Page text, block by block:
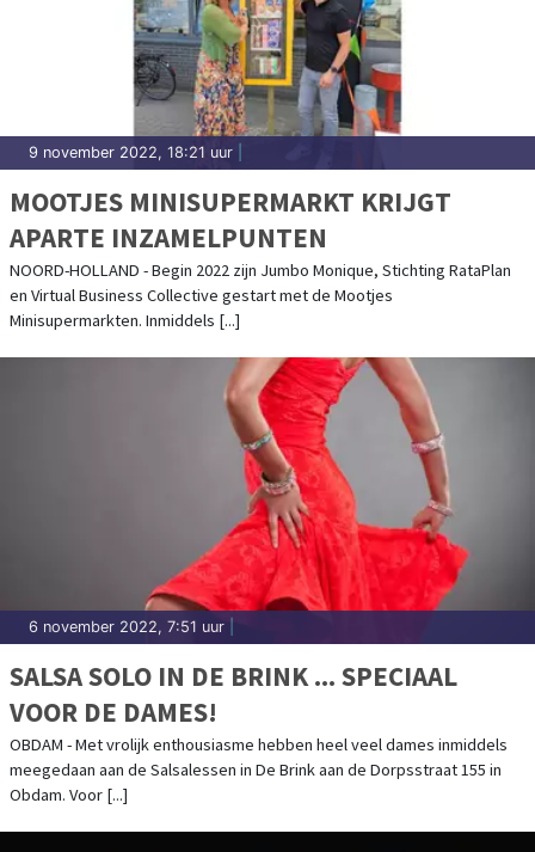
9 november 2022, 18:21 uur
MOOTJES MINISUPERMARKT KRIJGT
APARTE INZAMELPUNTEN
NOORD-HOLLAND - Begin 2022 zijn Jumbo Monique, Stichting RataPlan
en Virtual Business Collective gestart met de Mootjes
Minisupermarkten. Inmiddels [...]
6 november 2022, 7:51 uur
SALSA SOLO IN DE BRINK ... SPECIAAL
VOOR DE DAMES!
OBDAM - Met vrolijk enthousiasme hebben heel veel dames inmiddels
meegedaan aan de Salsalessen in De Brink aan de Dorpsstraat 155 in
Obdam. Voor [...]